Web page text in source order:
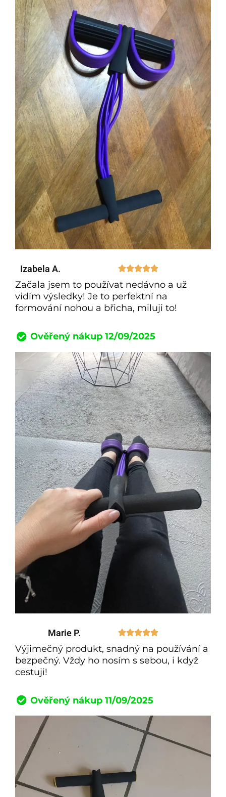
Izabela A. 
Začala jsem to používat nedávno a už
vidím výsledky! Je to perfektní na
formování nohou a břicha, miluji to!
Ověřený nákup 12/09/2025
Marie P. 
Výjimečný produkt, snadný na používání a
bezpečný. Vždy ho nosím s sebou, i když
cestuji!
Ověřený nákup 11/09/2025